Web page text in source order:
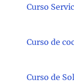
Curso
Curso de
Curso de